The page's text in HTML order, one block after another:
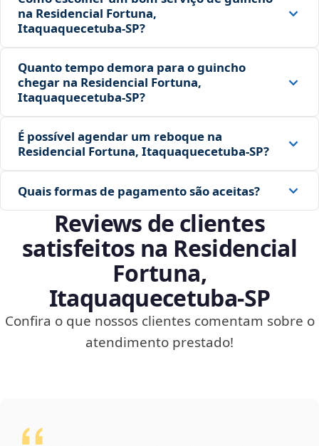
na Residencial Fortuna,
Itaquaquecetuba‑SP?
Quanto tempo demora para o guincho
chegar na Residencial Fortuna,
Itaquaquecetuba‑SP?
É possível agendar um reboque na
Residencial Fortuna, Itaquaquecetuba‑SP?
Quais formas de pagamento são aceitas?
Reviews de clientes
satisfeitos na Residencial
Fortuna,
Itaquaquecetuba‑SP
Confira o que nossos clientes comentam sobre o
atendimento prestado!